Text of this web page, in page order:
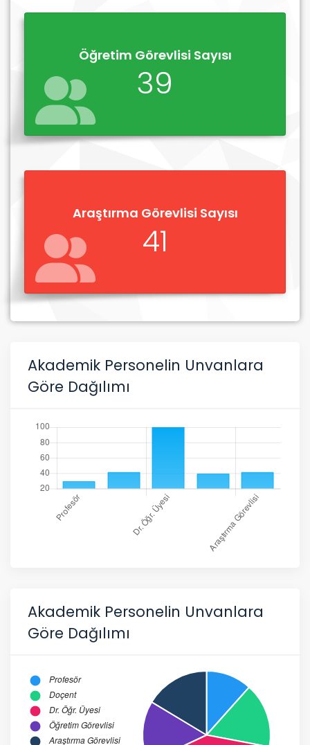
Öğretim Görevlisi Sayısı
39
Araştırma Görevlisi Sayısı
41
Akademik Personelin Unvanlara
Göre Dağılımı
Akademik Personelin Unvanlara
Göre Dağılımı